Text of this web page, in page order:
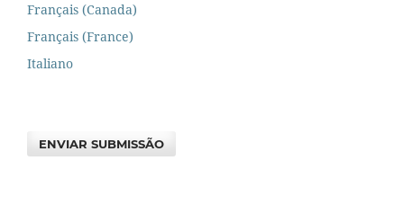
Français (Canada)
Français (France)
Italiano
ENVIAR SUBMISSÃO